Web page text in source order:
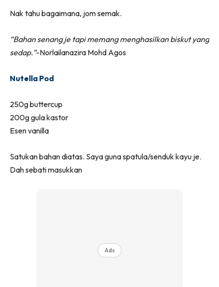
Nak tahu bagaimana, jom semak.
“Bahan senang je tapi memang menghasilkan biskut yang
sedap.”-Norlailanazira Mohd Agos
Nutella Pod
250g buttercup
200g gula kastor
Esen vanilla
Satukan bahan diatas. Saya guna spatula/senduk kayu je.
Dah sebati masukkan
Ads